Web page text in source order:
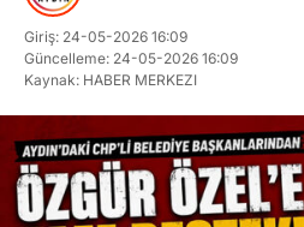
Giriş: 24-05-2026 16:09
Güncelleme: 24-05-2026 16:09
Kaynak: HABER MERKEZI